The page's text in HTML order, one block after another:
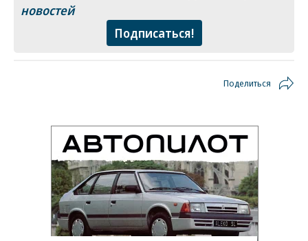
новостей
Подписаться!
Поделиться